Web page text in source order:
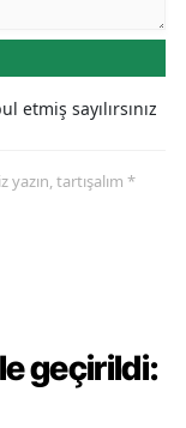
etmiş sayılırsınız
tartışalım *
geçirildi: